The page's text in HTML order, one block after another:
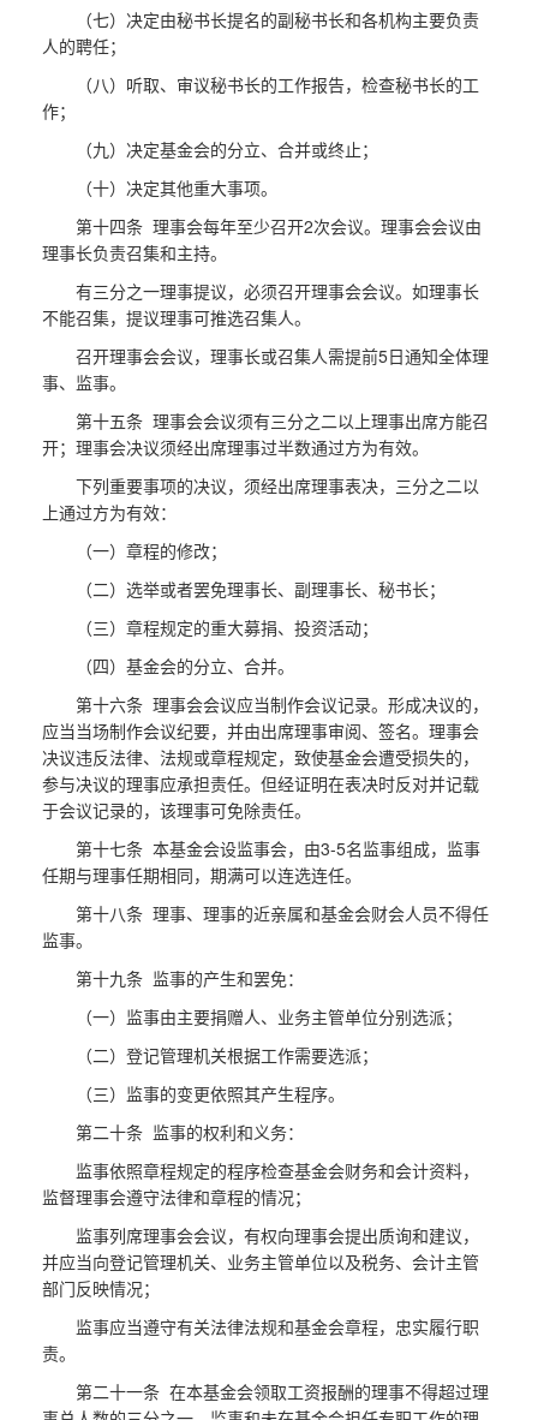
（七）决定由秘书长提名的副秘书长和各机构主要负责
人的聘任；
（八）听取、审议秘书长的工作报告，检查秘书长的工
作；
（九）决定基金会的分立、合并或终止；
（十）决定其他重大事项。
第十四条 理事会每年至少召开2次会议。理事会会议由
理事长负责召集和主持。
有三分之一理事提议，必须召开理事会会议。如理事长
不能召集，提议理事可推选召集人。
召开理事会会议，理事长或召集人需提前5日通知全体理
事、监事。
第十五条 理事会会议须有三分之二以上理事出席方能召
开；理事会决议须经出席理事过半数通过方为有效。
下列重要事项的决议，须经出席理事表决，三分之二以
上通过方为有效：
（一）章程的修改；
（二）选举或者罢免理事长、副理事长、秘书长；
（三）章程规定的重大募捐、投资活动；
（四）基金会的分立、合并。
第十六条 理事会会议应当制作会议记录。形成决议的，
应当当场制作会议纪要，并由出席理事审阅、签名。理事会
决议违反法律、法规或章程规定，致使基金会遭受损失的，
参与决议的理事应承担责任。但经证明在表决时反对并记载
于会议记录的，该理事可免除责任。
第十七条 本基金会设监事会，由3-5名监事组成，监事
任期与理事任期相同，期满可以连选连任。
第十八条 理事、理事的近亲属和基金会财会人员不得任
监事。
第十九条 监事的产生和罢免：
（一）监事由主要捐赠人、业务主管单位分别选派；
（二）登记管理机关根据工作需要选派；
（三）监事的变更依照其产生程序。
第二十条 监事的权利和义务：
监事依照章程规定的程序检查基金会财务和会计资料，
监督理事会遵守法律和章程的情况；
监事列席理事会会议，有权向理事会提出质询和建议，
并应当向登记管理机关、业务主管单位以及税务、会计主管
部门反映情况；
监事应当遵守有关法律法规和基金会章程，忠实履行职
责。
第二十一条 在本基金会领取工资报酬的理事不得超过理